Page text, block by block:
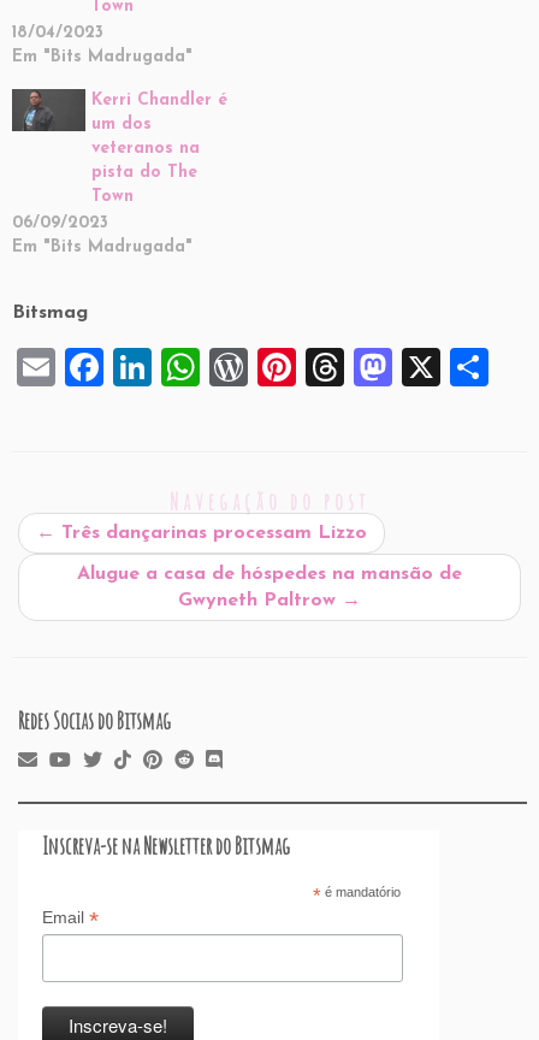
Town
18/04/2023
Em "Bits Madrugada"
Kerri Chandler é
um dos
veteranos na
pista do The
Town
06/09/2023
Em "Bits Madrugada"
Bitsmag
E
F
b
o
Li
e
dI
n
W
A
p
p
W
P
re
ss
Pi
t
T
d
s
M
o
X
Navegação do post
← Três dançarinas processam Lizzo
Alugue a casa de hóspedes na mansão de
Gwyneth Paltrow →
Redes Socias do Bitsmag
Inscreva-se na Newsletter do Bitsmag
*é mandatório
Email *